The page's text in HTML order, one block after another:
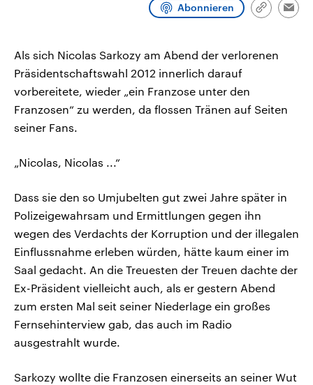
Abonnieren
Link
Als sich Nicolas Sarkozy am Abend der verlorenen
Präsidentschaftswahl 2012 innerlich darauf
vorbereitete, wieder „ein Franzose unter den
Franzosen“ zu werden, da flossen Tränen auf Seiten
seiner Fans.
„Nicolas, Nicolas ...“
Dass sie den so Umjubelten gut zwei Jahre später in
Polizeigewahrsam und Ermittlungen gegen ihn
wegen des Verdachts der Korruption und der illegalen
Einflussnahme erleben würden, hätte kaum einer im
Saal gedacht. An die Treuesten der Treuen dachte der
Ex-Präsident vielleicht auch, als er gestern Abend
zum ersten Mal seit seiner Niederlage ein großes
Fernsehinterview gab, das auch im Radio
ausgestrahlt wurde.
Sarkozy wollte die Franzosen einerseits an seiner Wut